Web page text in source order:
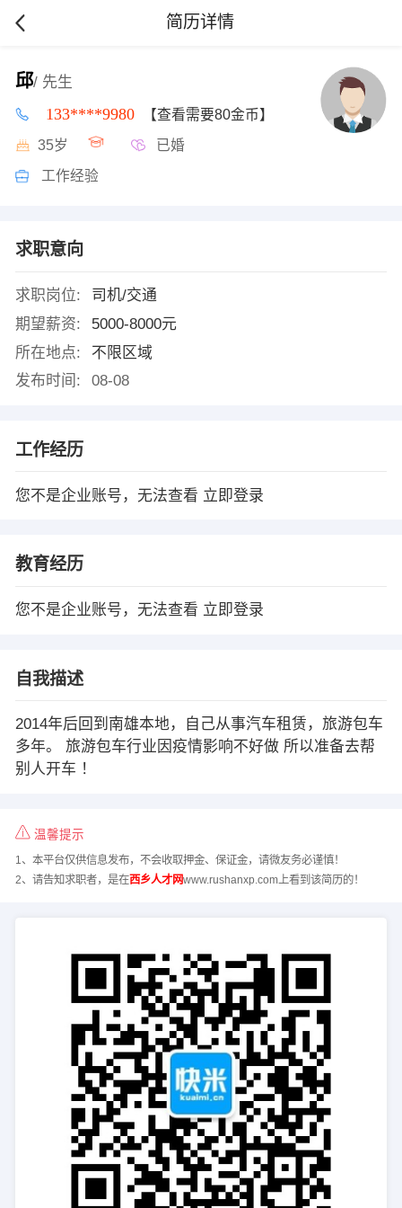
简历详情
邱/ 先生
133****9980 【查看需要80金币】
35岁 已婚
工作经验
求职意向
求职岗位:
司机/交通
期望薪资:
5000-8000元
所在地点:
不限区域
发布时间:
08-08
工作经历
您不是企业账号，无法查看 立即登录
教育经历
您不是企业账号，无法查看 立即登录
自我描述
2014年后回到南雄本地，自己从事汽车租赁，旅游包车
多年。 旅游包车行业因疫情影响不好做 所以准备去帮
别人开车 ！
温馨提示
1、本平台仅供信息发布，不会收取押金、保证金，请微友务必谨慎！
2、请告知求职者，是在西乡人才网www.rushanxp.com上看到该简历的！